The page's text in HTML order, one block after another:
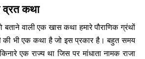
व्रत कथा
बताने वाली एक खास कथा हमारे पौराणिक ग्रंथों
की भी एक कथा है जो इस प्रकार है। बहुत समय
एक राज्य था जिस पर मांधाता नामक राजा